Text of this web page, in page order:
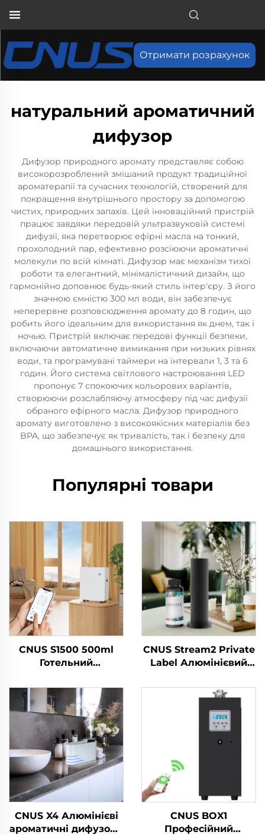
Отримати розрахунок
натуральний ароматичний
дифузор
Дифузор природного аромату представляє собою
високорозроблений змішаний продукт традиційної
ароматерапії та сучасних технологій, створений для
покращення внутрішнього простору за допомогою
чистих, природних запахів. Цей інноваційний пристрій
працює завдяки передовій ультразвуковій системі
дифузії, яка перетворює ефірні масла на тонкий,
прохолодний пар, ефективно розсіюючи ароматичні
молекули по всій кімнаті. Дифузор має механізм тихої
роботи та елегантний, мінімалістичний дизайн, що
гармонійно доповнює будь-який стиль інтер'єру. З його
значною ємністю 300 мл води, він забезпечує
неперервне розповсюдження аромату до 8 годин, що
робить його ідеальним для використання як днем, так і
ночью. Пристрій включає передові функції безпеки,
включаючи автоматичне вимикання при низьких рівнях
води, та програмувані таймери на інтервали 1, 3 та 6
годин. Його система світлового настроювання LED
пропонує 7 спокоючих кольорових варіантів,
створюючи розслабляючу атмосферу під час дифузії
обраного ефірного масла. Дифузор природного
аромату виготовлено з високоякісних матеріалів без
BPA, що забезпечує як тривалість, так і безпеку для
домашнього використання.
Популярні товари
CNUS S1500 500ml
Готельний
очищач повітря Запах
Ефірні масла
Чистильник парфумів
Аромати
Ароматизатор
повітря
Ароматизатор
повітря
CNUS Stream2 Private
Label Алюмінієвий
мл Флори ароматної
олії Холодний туман
Бездротовий
розумний WIFI
контроль
дифузер
CNUS X4 Алюмінієві
ароматичні дифузори
CNUS BOX1
Професійний